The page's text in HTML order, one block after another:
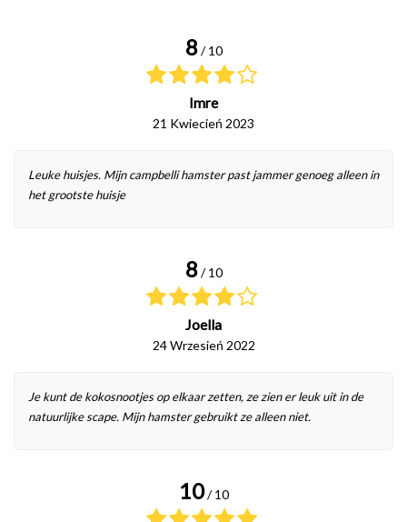
8 / 10
Imre
21 Kwiecień 2023
Leuke huisjes. Mijn campbelli hamster past jammer genoeg alleen in
het grootste huisje
8 / 10
Joella
24 Wrzesień 2022
Je kunt de kokosnootjes op elkaar zetten, ze zien er leuk uit in de
natuurlijke scape. Mijn hamster gebruikt ze alleen niet.
10 / 10